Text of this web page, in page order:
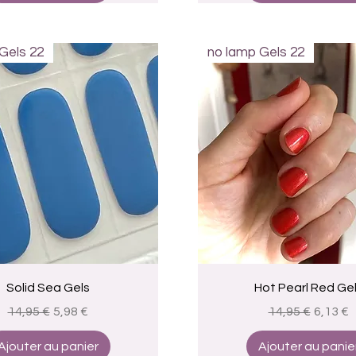
Aperçu rapide
22
Solid Sea Gels
Prix original
14,95 € Prix promotionnel
5,98 €
au panier
Aperçu rapide
no lamp Gels 22
Hot Pearl Red
Prix original
14,95 € Prix
6,13 €
Ajouter au